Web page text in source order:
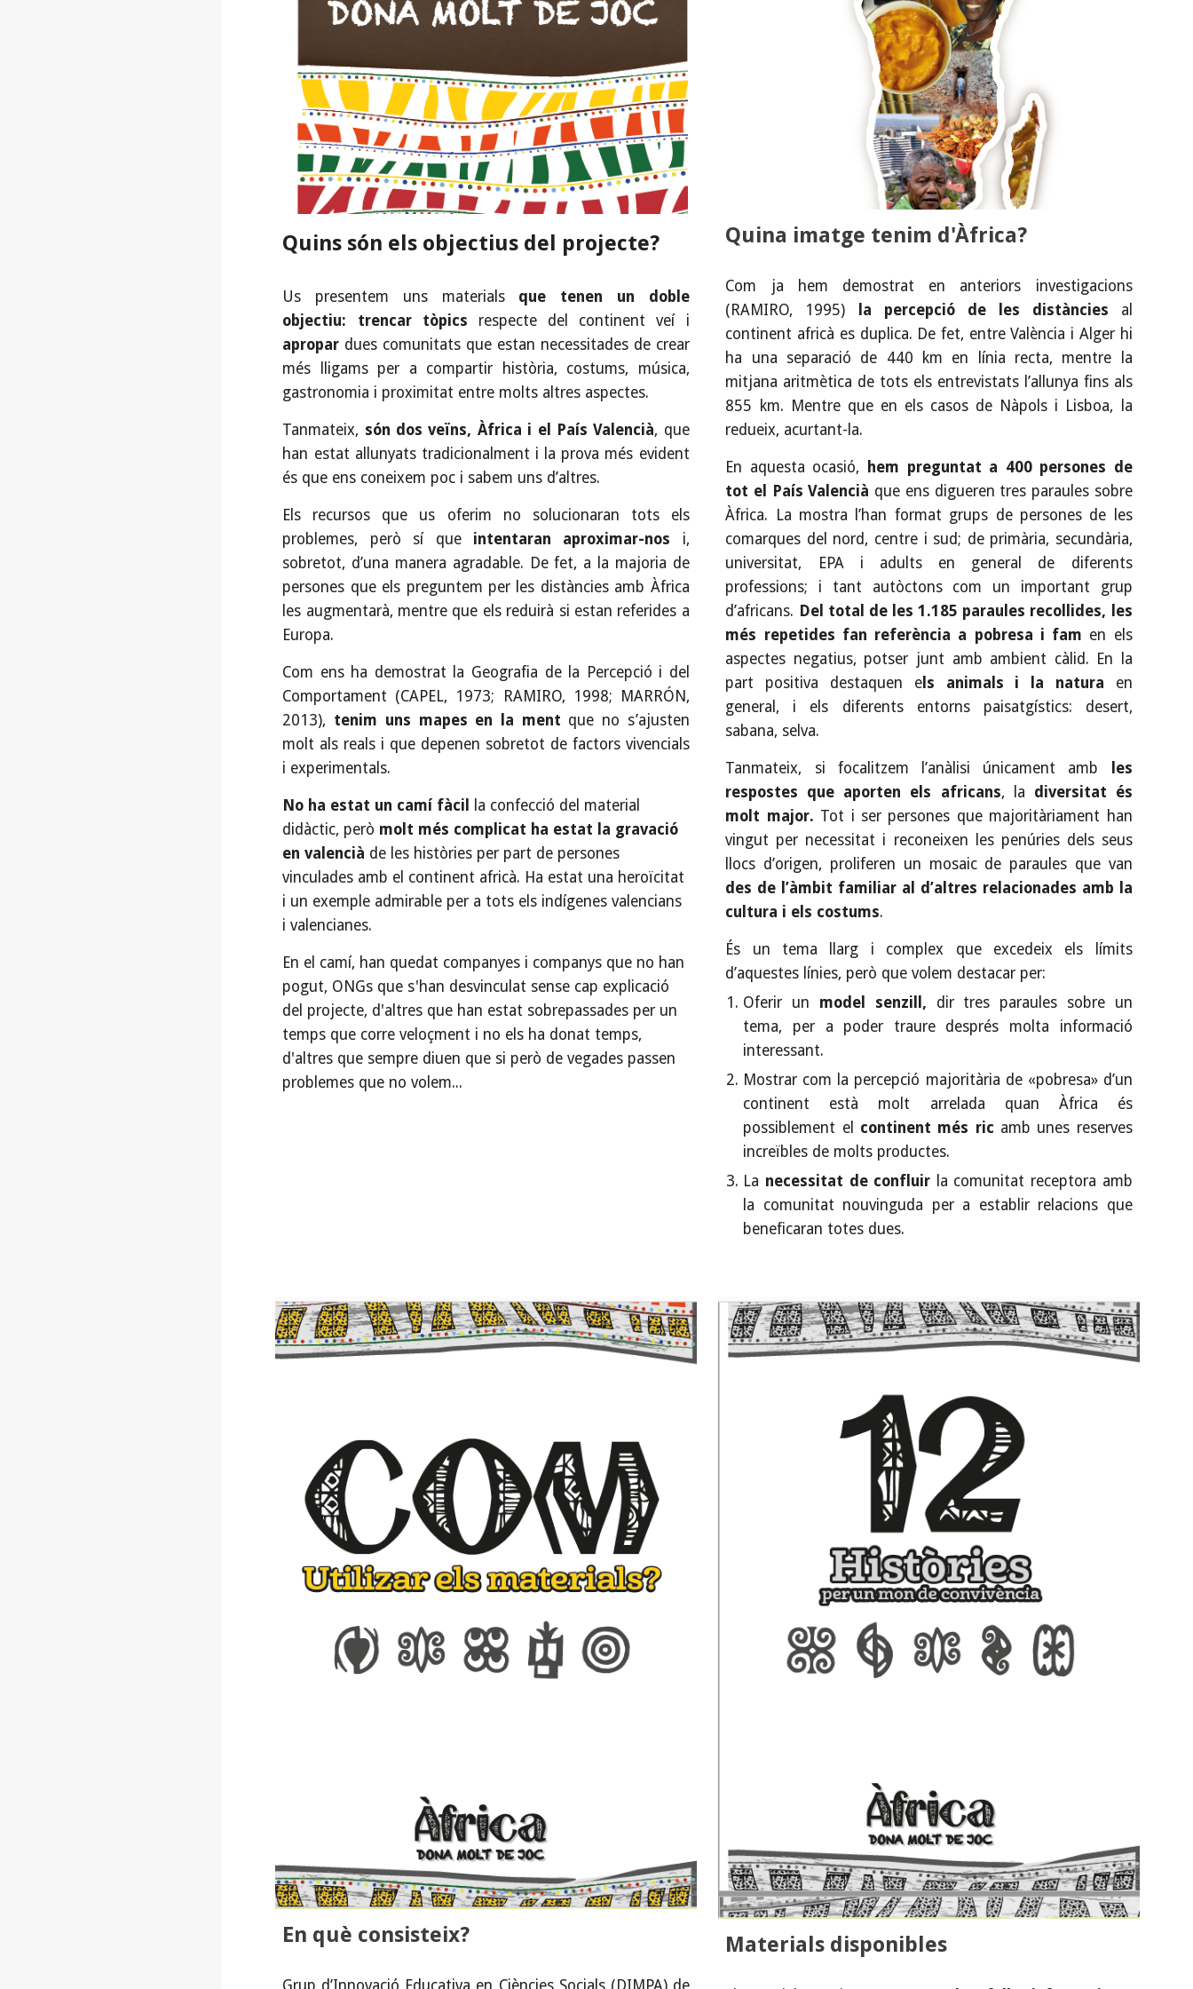
Quins són els objectius del projecte?
Us presentem uns materials que tenen un doble
objectiu:
trencar tòpics respecte del continent veí i
apropar dues comunitats que estan necessitades de crear
més lligams per a compartir història, costums, música,
gastronomia i proximitat entre molts altres aspectes.
Tanmateix, són dos veïns, Àfrica i el País Valencià, que
han estat allunyats tradicionalment i la prova més evident
és que ens coneixem poc i sabem uns d’altres.
Els recursos que us oferim no solucionaran tots els
problemes, però sí que intentaran aproximar-nos i,
sobretot, d’una manera agradable. De fet, a la majoria de
persones que els preguntem per les distàncies amb Àfrica
les augmentarà, mentre que els reduirà si estan referides a
Europa.
Com ens ha demostrat la Geografia de la Percepció i del
Comportament (CAPEL, 1973; RAMIRO, 1998; MARRÓN,
2013), tenim uns mapes en la ment que no s’ajusten
molt als reals i que depenen sobretot de factors vivencials
i experimentals.
No ha estat un camí fàcil
la confecció del material
didàctic, però molt més complicat ha estat la gravació
en valencià de les històries per part de persones
vinculades amb el continent africà. Ha estat una heroïcitat
i un exemple admirable per a tots els indígenes valencians
i valencianes.
En el camí, han quedat companyes i companys que no han
pogut, ONGs que s'han desvinculat sense cap explicació
del projecte, d'altres que han estat sobrepassades per un
temps que corre veloçment i no els ha donat temps,
d'altres que sempre diuen que si però de vegades passen
problemes que no volem...
Quina imatge tenim d'Àfrica?
Com ja hem demostrat en anteriors investigacions
(RAMIRO, 1995)
la percepció de les distàncies al
continent africà es duplica. De fet, entre València i Alger hi
ha una separació de 440 km en línia recta, mentre la
mitjana aritmètica de tots els entrevistats l’allunya fins als
855 km. Mentre que en els casos de Nàpols i Lisboa, la
redueix, acurtant-la.
En aquesta ocasió,
hem preguntat a 400 persones de
tot el País Valencià que ens digueren tres paraules sobre
Àfrica. La mostra l’han format grups de persones de les
comarques del nord, centre i sud; de primària, secundària,
universitat, EPA i adults en general de diferents
professions; i tant autòctons com un important grup
d’africans. Del total de les 1.185 paraules recollides, les
més repetides fan referència a pobresa i fam en els
aspectes negatius, potser junt amb ambient càlid. En la
part positiva destaquen els animals i la natura en
general, i els diferents entorns paisatgístics: desert,
sabana, selva.
Tanmateix, si focalitzem l’anàlisi únicament amb
les
respostes que aporten els africans, la diversitat és
molt major. Tot i ser persones que majoritàriament han
vingut per necessitat i reconeixen les penúries dels seus
llocs d’origen, proliferen un mosaic de paraules que van
des de l’àmbit familiar al d’altres relacionades amb la
cultura i els costums.
És un tema llarg i complex que excedeix els límits
d’aquestes línies, però que volem destacar per:
Oferir un model senzill, dir tres paraules sobre un
tema, per a poder traure després molta informació
interessant.
Mostrar com la percepció majoritària de «pobresa» d’un
continent està molt arrelada quan Àfrica és
possiblement el continent més ric amb unes reserves
increïbles de molts productes.
La necessitat de confluir la comunitat receptora amb
la comunitat nouvinguda per a establir relacions que
beneficaran totes dues.
En què consisteix?
Grup d’Innovació Educativa en Ciències Socials (DIMPA) de
Materials disponibles